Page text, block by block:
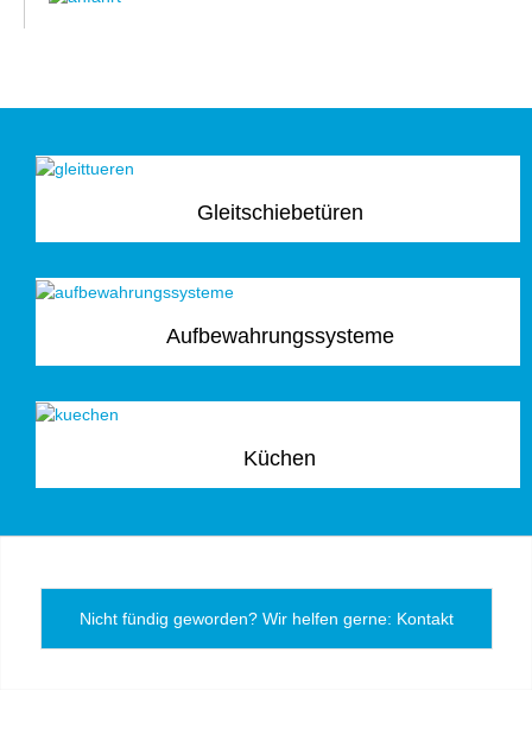
Gleitschiebetüren
Aufbewahrungssysteme
Küchen
Nicht fündig geworden? Wir helfen gerne: Kontakt